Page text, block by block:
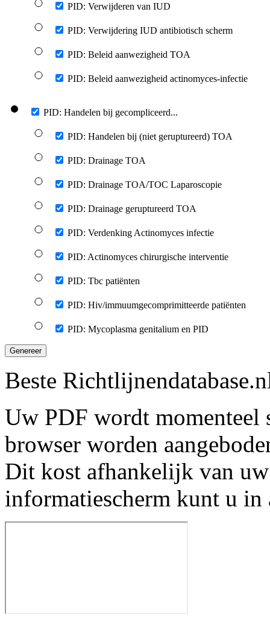
PID: Verwijderen van IUD
PID: Verwijdering IUD antibiotisch scherm
PID: Beleid aanwezigheid TOA
PID: Beleid aanwezigheid actinomyces-infectie
PID: Handelen bij gecompliceerd...
PID: Handelen bij (niet geruptureerd) TOA
PID: Drainage TOA
PID: Drainage TOA/TOC Laparoscopie
PID: Drainage geruptureerd TOA
PID: Verdenking Actinomyces infectie
PID: Actinomyces chirurgische interventie
PID: Tbc patiënten
PID: Hiv/immuumgecomprimitteerde patiënten
PID: Mycoplasma genitalium en PID
Genereer
Beste
Uw PDF wordt momenteel
browser worden
Dit kost afhankelijk van
informatiescherm kunt u